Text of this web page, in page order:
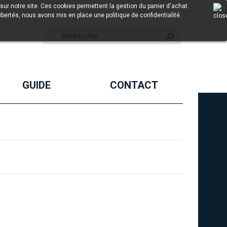
GUIDE CONTACT
notre site. Ces cookies permettent la gestion du panier d'achat.
nous avons mis en place une politique de confidentialité.